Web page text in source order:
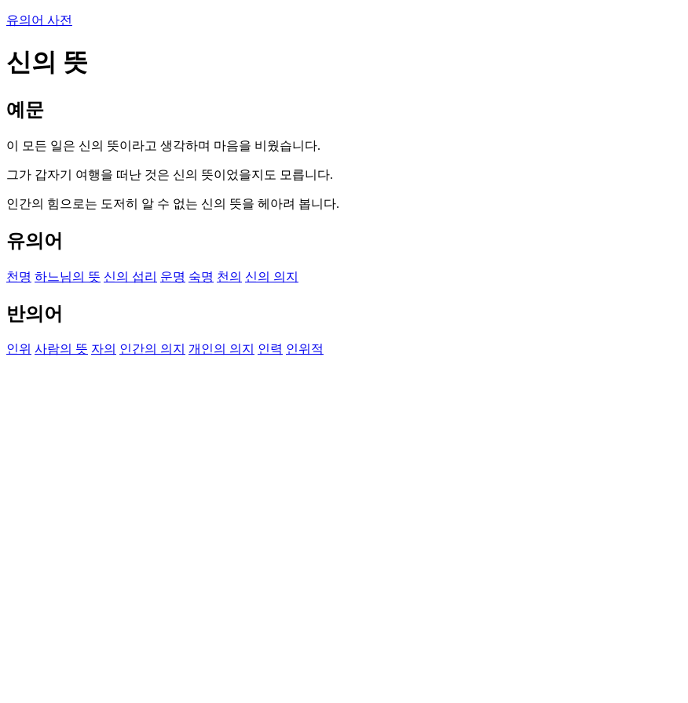
유의어 사전
신의 뜻
예문
이 모든 일은 신의 뜻이라고 생각하며 마음을 비웠습니다.
그가 갑자기 여행을 떠난 것은 신의 뜻이었을지도 모릅니다.
인간의 힘으로는 도저히 알 수 없는 신의 뜻을 헤아려 봅니다.
유의어
천명 하느님의 뜻 신의 섭리 운명 숙명 천의 신의 의지
반의어
인위 사람의 뜻 자의 인간의 의지 개인의 의지 인력 인위적